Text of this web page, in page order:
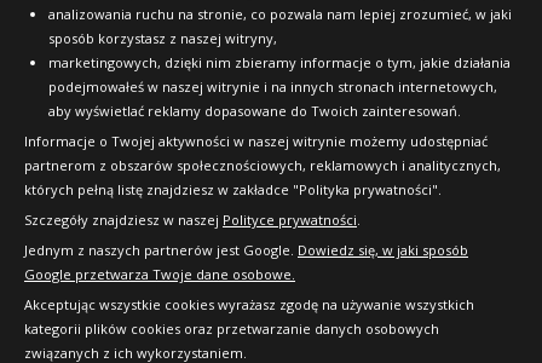
analizowania ruchu na stronie, co pozwala nam lepiej zrozumieć, w jaki
sposób korzystasz z naszej witryny,
marketingowych, dzięki nim zbieramy informacje o tym, jakie działania
podejmowałeś w naszej witrynie i na innych stronach internetowych,
aby wyświetlać reklamy dopasowane do Twoich zainteresowań.
Informacje o Twojej aktywności w naszej witrynie możemy udostępniać
partnerom z obszarów społecznościowych, reklamowych i analitycznych,
których pełną listę znajdziesz w zakładce "Polityka prywatności".
Szczegóły znajdziesz w naszej Polityce prywatności.
Jednym z naszych partnerów jest Google. Dowiedz się, w jaki sposób
Google przetwarza Twoje dane osobowe.
Akceptując wszystkie cookies wyrażasz zgodę na używanie wszystkich
kategorii plików cookies oraz przetwarzanie danych osobowych
związanych z ich wykorzystaniem.